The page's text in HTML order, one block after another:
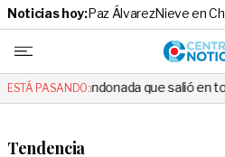
Noticias hoy:Paz ÁlvarezNieve en
ESTÁ PASANDO:que salió en todos los
Tendencia